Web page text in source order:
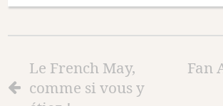
Le French May,
comme si vous y
Fan